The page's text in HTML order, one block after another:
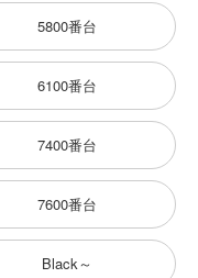
5800番台
6100番台
7400番台
7600番台
Black～